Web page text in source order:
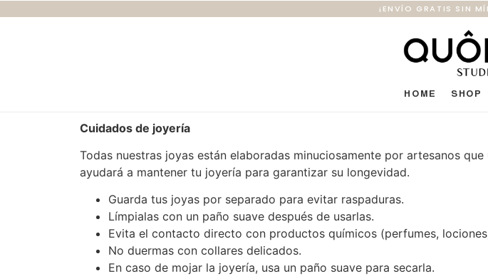
¡ENVÍO GRATIS SIN
HOME SHOP
Cuidados de joyería
Todas nuestras joyas están elaboradas minuciosamente por artesanos
ayudará a mantener tu joyería para garantizar su longevidad.
Guarda tus joyas por separado para evitar raspaduras.
Límpialas con un paño suave después de usarlas.
Evita el contacto directo con productos químicos (perfumes,
No duermas con collares delicados.
En caso de mojar la joyería, usa un paño suave para secarla.